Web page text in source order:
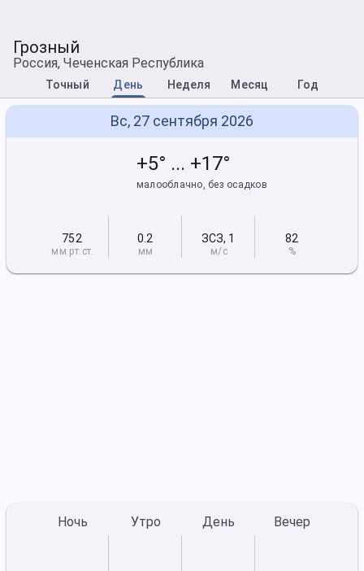
Грозный
Россия, Чеченская Республика
Точный День Неделя Месяц Год
Вс, 27 сентября 2026
+5° ... +17°
малооблачно, без осадков
752
мм рт.ст.
0.2
мм
ЗСЗ, 1
м/с
82
%
Ночь Утро День Вечер